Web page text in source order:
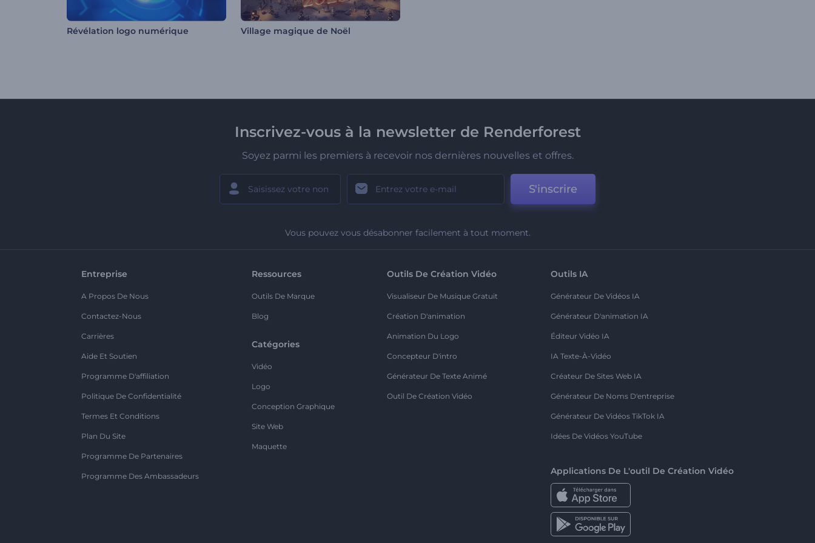
Révélation logo numérique Village magique de Noël
Inscrivez-vous à la newsletter de Renderforest
Soyez parmi les premiers à recevoir nos dernières nouvelles et offres.
S'inscrire
Vous pouvez vous désabonner facilement à tout moment.
Entreprise
A Propos De Nous
Contactez-Nous
Carrières
Aide Et Soutien
Programme D'affiliation
Politique De Confidentialité
Termes Et Conditions
Plan Du Site
Programme De Partenaires
Programme Des Ambassadeurs
Ressources
Outils De Marque
Blog
Catégories
Vidéo
Logo
Conception Graphique
Site Web
Maquette
Outils De Création Vidéo
Visualiseur De Musique Gratuit
Création D'animation
Animation Du Logo
Concepteur D'intro
Générateur De Texte Animé
Outil De Création Vidéo
Outils IA
Générateur De Vidéos IA
Générateur D'animation IA
Éditeur Vidéo IA
IA Texte-À-Vidéo
Créateur De Sites Web IA
Générateur De Noms D'entreprise
Générateur De Vidéos TikTok IA
Idées De Vidéos YouTube
Applications De L'outil De Création Vidéo